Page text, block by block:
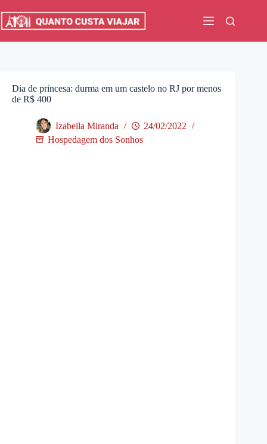
para
Dia de princesa: durma em um castelo no RJ por menos
de R$ 400
Izabella Miranda
24/02/2022
Hospedagem dos Sonhos